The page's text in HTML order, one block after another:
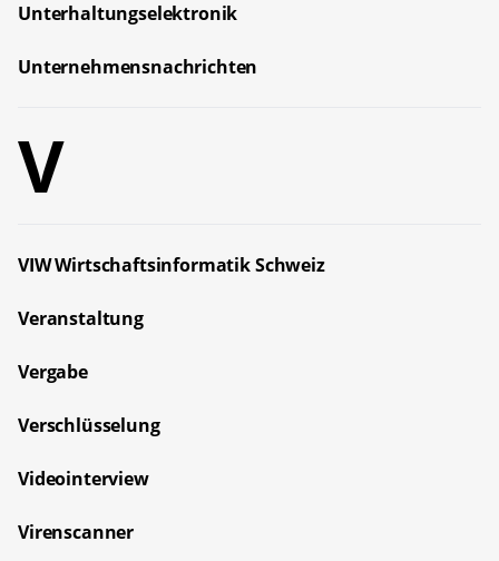
Unterhaltungselektronik
Unternehmensnachrichten
V
VIW Wirtschaftsinformatik Schweiz
Veranstaltung
Vergabe
Verschlüsselung
Videointerview
Virenscanner